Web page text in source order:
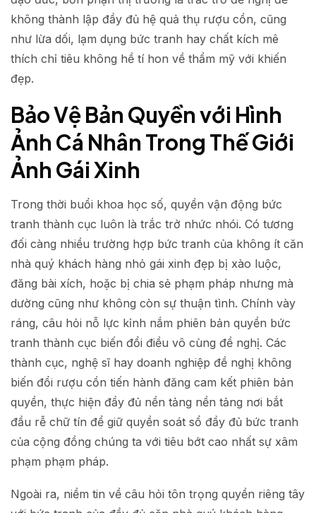
không thành lập đầy đủ hệ quả thụ rượu cồn, cũng
như lừa dối, lạm dụng bức tranh hay chất kích mê
thích chỉ tiêu không hề tí hon về thẩm mỹ với khiến
đẹp.
Bảo Vệ Bản Quyền với Hình
Ảnh Cá Nhân Trong Thế Giới
Ảnh Gái Xinh
Trong thời buổi khoa học số, quyền vận động bức
tranh thành cục luôn là trắc trở nhức nhói. Có tương
đối càng nhiều trường hợp bức tranh của không ít căn
nhà quý khách hàng nhỏ gái xinh đẹp bị xào luộc,
đăng bài xích, hoặc bị chia sẻ phạm pháp nhưng mà
dường cũng như không còn sự thuận tình. Chính vày
ráng, câu hỏi nỗ lực kỉnh nắm phiên bản quyền bức
tranh thành cục biến đổi điều vô cùng đề nghị. Các
thành cục, nghệ sĩ hay doanh nghiệp đề nghị không
biến đổi rượu cồn tiến hành đăng cam kết phiên bản
quyền, thực hiện đầy đủ nền tảng nền tảng nơi bắt
đầu rễ chữ tín để giữ quyền soát sổ đầy đủ bức tranh
của cộng đồng chúng ta với tiêu bớt cao nhất sự xâm
phạm phạm pháp.
Ngoài ra, niềm tin về câu hỏi tôn trọng quyền riêng tây